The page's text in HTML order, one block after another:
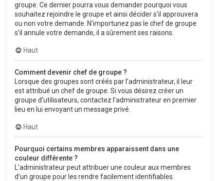
groupe. Ce dernier pourra vous demander pourquoi vous
souhaitez rejoindre le groupe et ainsi décider s’il approuvera
ou non votre demande. N’importunez pas le chef de groupe
s’il annule votre demande, il a sûrement ses raisons.
Haut
Comment devenir chef de groupe ?
Lorsque des groupes sont créés par l’administrateur, il leur
est attribué un chef de groupe. Si vous désirez créer un
groupe d’utilisateurs, contactez l’administrateur en premier
lieu en lui envoyant un message privé.
Haut
Pourquoi certains membres apparaissent dans une
couleur différente ?
L’administrateur peut attribuer une couleur aux membres
d’un groupe pour les rendre facilement identifiables.